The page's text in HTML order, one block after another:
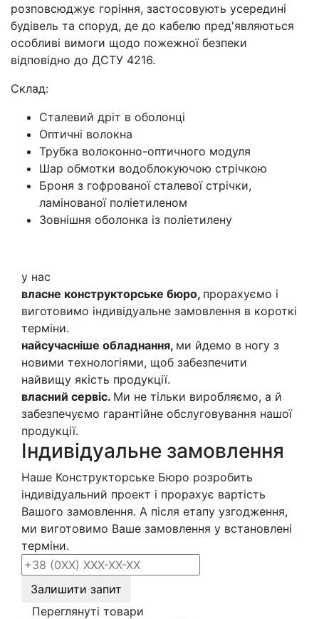
розповсюджує горіння, застосовують усередині
будівель та споруд, де до кабелю пред'являються
особливі вимоги щодо пожежної безпеки
відповідно до ДСТУ 4216.
Склад:
Сталевий дріт в оболонці
Оптичні волокна
Трубка волоконно-оптичного модуля
Шар обмотки водоблокуючою стрічкою
Броня з гофрованої сталевої стрічки,
ламінованої поліетиленом
Зовнішня оболонка із поліетилену
у нас
власне конструкторське бюро, прорахуємо і
виготовимо індивідуальне замовлення в короткі
терміни.
найсучасніше обладнання, ми йдемо в ногу з
новими технологіями, щоб забезпечити
найвищу якість продукції.
власний сервіс. Ми не тільки виробляємо, а й
забезпечуємо гарантійне обслуговування нашої
продукції.
Індивідуальне замовлення
Наше Конструкторське Бюро розробить
індивідуальний проект і прорахує вартість
Вашого замовлення. А після етапу узгодження,
ми виготовимо Ваше замовлення у встановлені
терміни.
Залишити запит
Переглянуті товари